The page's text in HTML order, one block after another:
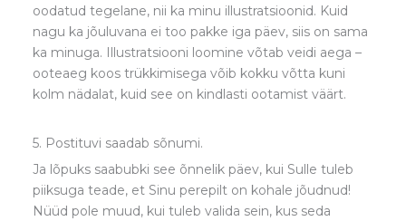
oodatud tegelane, nii ka minu illustratsioonid. Kuid
nagu ka jõuluvana ei too pakke iga päev, siis on sama
ka minuga. Illustratsiooni loomine võtab veidi aega –
ooteaeg koos trükkimisega võib kokku võtta kuni
kolm nädalat, kuid see on kindlasti ootamist väärt.
5. Postituvi saadab sõnumi.
Ja lõpuks saabubki see õnnelik päev, kui Sulle tuleb
piiksuga teade, et Sinu perepilt on kohale jõudnud!
Nüüd pole muud, kui tuleb valida sein, kus seda